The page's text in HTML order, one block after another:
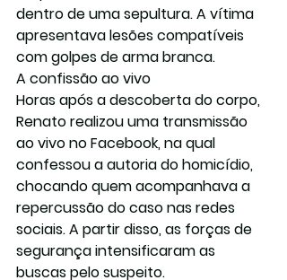
dentro de uma sepultura. A vítima
apresentava lesões compatíveis
com golpes de arma branca.
A confissão ao vivo
Horas após a descoberta do corpo,
Renato realizou uma transmissão
ao vivo no Facebook, na qual
confessou a autoria do homicídio,
chocando quem acompanhava a
repercussão do caso nas redes
sociais. A partir disso, as forças de
segurança intensificaram as
buscas pelo suspeito.